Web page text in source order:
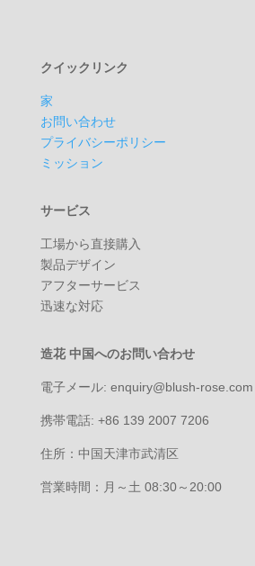
クイックリンク
家
お問い合わせ
プライバシーポリシー
ミッション
サービス
工場から直接購入
製品デザイン
アフターサービス
迅速な対応
造花 中国へのお問い合わせ
電子メール: enquiry@blush-rose.com
携帯電話: +86 139 2007 7206
住所：中国天津市武清区
営業時間：月～土 08:30～20:00